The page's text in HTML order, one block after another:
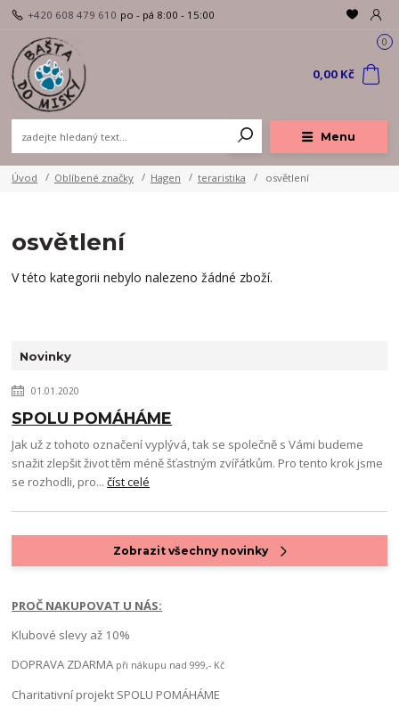
Menu
+420 608 479 610 po - pá 8:00 - 15:00
0
0,00 Kč
Úvod Oblíbené značky Hagen teraristika osvětlení
osvětlení
V této kategorii nebylo nalezeno žádné zboží.
Novinky
01.01.2020
SPOLU POMÁHÁME
Jak už z tohoto označení vyplývá, tak se společně s Vámi budeme
snažit zlepšit život těm méně šťastným zvířátkům. Pro tento krok jsme
se rozhodli, pro...číst celé
Zobrazit všechny novinky
PROČ NAKUPOVAT U NÁS:
Klubové slevy až 10%
DOPRAVA ZDARMA při nákupu nad 999,- Kč
Charitativní projekt SPOLU POMÁHÁME